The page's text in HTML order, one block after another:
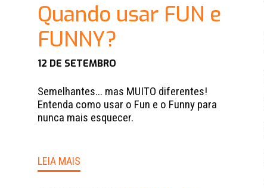
Quando usar FUN e
FUNNY?
12 DE SETEMBRO
Semelhantes... mas MUITO diferentes!
Entenda como usar o Fun e o Funny para
nunca mais esquecer.
LEIA MAIS